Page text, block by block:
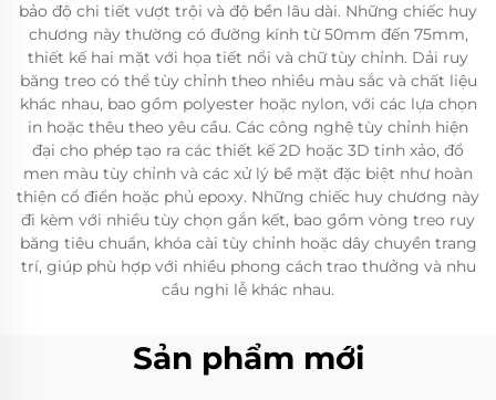
bảo độ chi tiết vượt trội và độ bền lâu dài. Những chiếc huy
chương này thường có đường kính từ 50mm đến 75mm,
thiết kế hai mặt với họa tiết nổi và chữ tùy chỉnh. Dải ruy
băng treo có thể tùy chỉnh theo nhiều màu sắc và chất liệu
khác nhau, bao gồm polyester hoặc nylon, với các lựa chọn
in hoặc thêu theo yêu cầu. Các công nghệ tùy chỉnh hiện
đại cho phép tạo ra các thiết kế 2D hoặc 3D tinh xảo, đổ
men màu tùy chỉnh và các xử lý bề mặt đặc biệt như hoàn
thiện cổ điển hoặc phủ epoxy. Những chiếc huy chương này
đi kèm với nhiều tùy chọn gắn kết, bao gồm vòng treo ruy
băng tiêu chuẩn, khóa cài tùy chỉnh hoặc dây chuyền trang
trí, giúp phù hợp với nhiều phong cách trao thưởng và nhu
cầu nghi lễ khác nhau.
Sản phẩm mới